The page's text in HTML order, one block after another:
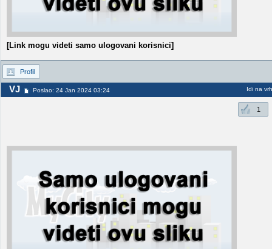
[Link mogu videti samo ulogovani korisnici]
Profil
VJ Poslao: 24 Jan 2024 03:24 Idi na vrh
1